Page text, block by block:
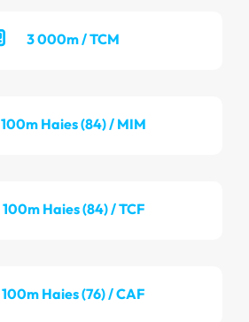
3 000m / TCM
100m Haies (84) / MIM
100m Haies (84) / TCF
100m Haies (76) / CAF